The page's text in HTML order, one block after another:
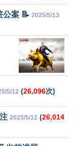
公案 📝 2025/5/13
5/12 (26,096次)
2025/5/12 (26,014